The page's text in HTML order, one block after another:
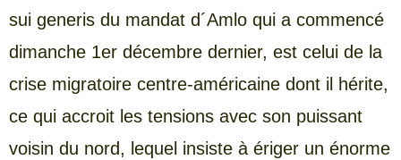
sui generis du mandat d´Amlo qui a commencé
dimanche 1er décembre dernier, est celui de la
crise migratoire centre-américaine dont il hérite,
ce qui accroit les tensions avec son puissant
voisin du nord, lequel insiste à ériger un énorme